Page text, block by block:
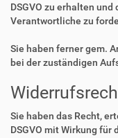
DSGVO zu erhalten
Verantwortliche zu
Sie haben ferner gem.
bei der zuständigen
Sie haben das Recht,
DSGVO mit Wirkung